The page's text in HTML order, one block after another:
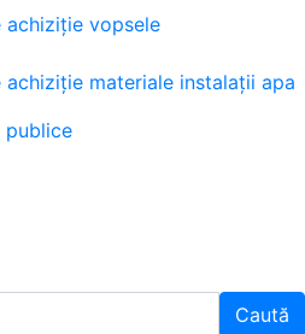
achiziție vopsele
materiale instalații apa
Caută